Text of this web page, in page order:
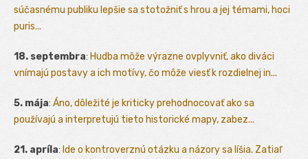
súčasnému publiku lepšie sa stotožniť s hrou a jej témami, hoci
puris...
18. septembra: Hudba môže výrazne ovplyvniť, ako diváci
vnímajú postavy a ich motívy, čo môže viesť k rozdielnej in...
5. mája: Áno, dôležité je kriticky prehodnocovať ako sa
používajú a interpretujú tieto historické mapy, zabez...
21. apríla: Ide o kontroverznú otázku a názory sa líšia. Zatiaľ